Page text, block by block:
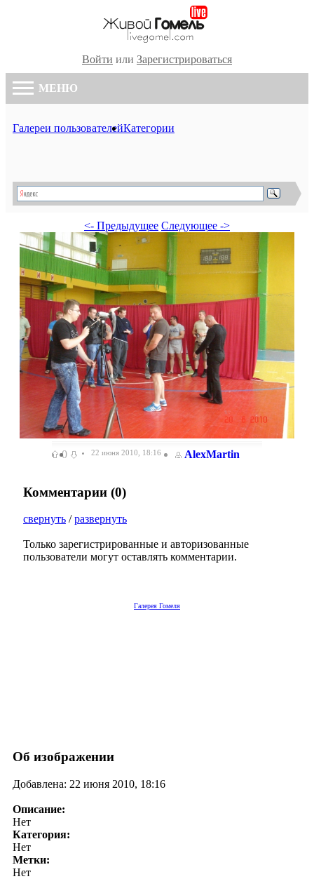
Войти или Зарегистрироваться
МЕНЮ
Галереи пользователейКатегории
<- Предыдущее Следующее ->
0 22 июня 2010, 18:16 AlexMartin
Комментарии (0)
свернуть /развернуть
Только зарегистрированные и авторизованные
пользователи могут оставлять комментарии.
Галерея Гомеля
Об изображении
Добавлена: 22 июня 2010, 18:16
Описание:
Нет
Категория:
Нет
Метки:
Нет